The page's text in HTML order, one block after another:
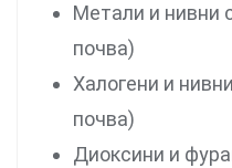
Метали и нивни
почва)
Халогени и
почва)
Диоксини и